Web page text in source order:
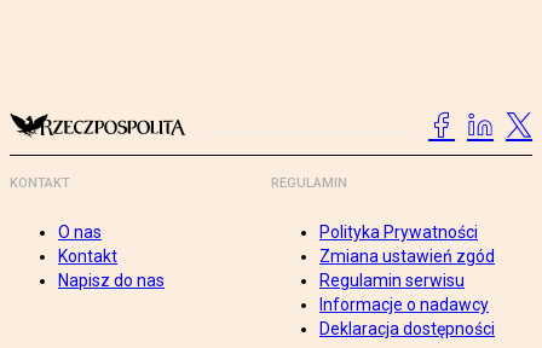
KONTAKT
O nas
Kontakt
Napisz do nas
REGULAMIN
Polityka Prywatności
Zmiana ustawień zgód
Regulamin serwisu
Informacje o nadawcy
Deklaracja dostępności